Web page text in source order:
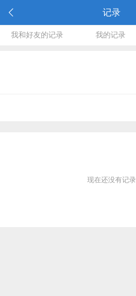
记录
我和好友的记录 我的记录
现在还没有记录